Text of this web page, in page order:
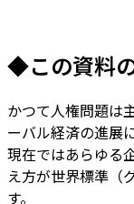
◆この資料
かつて人権問題は
ーバル経済の進展
現在ではあらゆる
え方が世界標準（
す。